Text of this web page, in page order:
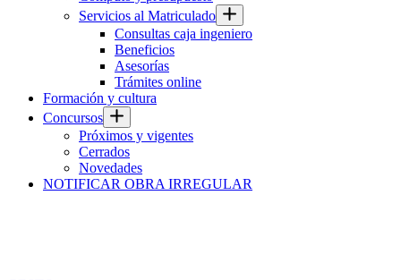
Servicios al Matriculado
Consultas caja ingeniero
Beneficios
Asesorías
Trámites online
Formación y cultura
Concursos
Próximos y vigentes
Cerrados
Novedades
NOTIFICAR OBRA IRREGULAR